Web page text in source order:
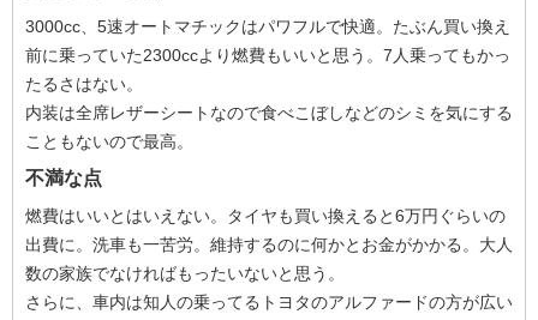
3000cc、5速オートマチックはパワフルで快適。たぶん買い換え
前に乗っていた2300ccより燃費もいいと思う。7人乗ってもかっ
たるさはない。
内装は全席レザーシートなので食べこぼしなどのシミを気にする
こともないので最高。
不満な点
燃費はいいとはいえない。タイヤも買い換えると6万円ぐらいの
出費に。洗車も一苦労。維持するのに何かとお金がかかる。大人
数の家族でなければもったいないと思う。
さらに、車内は知人の乗ってるトヨタのアルファードの方が広い